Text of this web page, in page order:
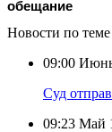
обещание
Новости по теме
09:00
Суд
09:23 Май